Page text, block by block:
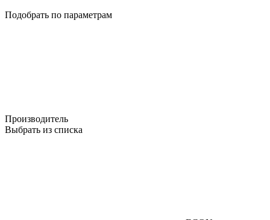
Подобрать по параметрам
Производитель
Выбрать из списка